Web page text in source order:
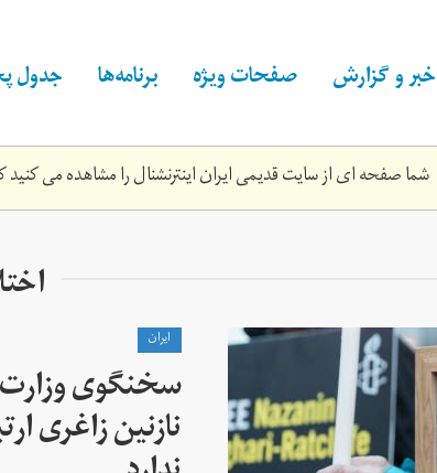
خبر و گزارش صفحات ویژه برنامه‌ها جدول
شما صفحه ای از سایت قدیمی ایران اینترنشنال را مشاهده می
ايران
سخنگوی وزارت
نازنین زاغری